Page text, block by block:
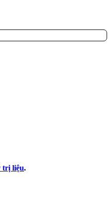
trị liệu.